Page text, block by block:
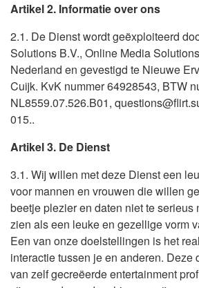
Artikel 2. Informatie over ons
2.1. De Dienst wordt geëxploiteerd
Solutions B.V., Online Media
Nederland en gevestigd te Nieuwe
Cuijk. KvK nummer 64928543, BTW
NL8559.07.526.B01,
015..
Artikel 3. De Dienst
3.1. Wij willen met deze Dienst een
voor mannen en vrouwen die willen
beetje plezier en daten niet te serieus
zien als een leuke en gezellige vorm
Een van onze doelstellingen is het
interactie tussen je en anderen. Deze
van zelf gecreëerde entertainment